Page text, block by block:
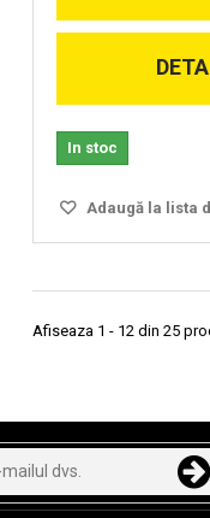
In stoc
Adaugă la lista
Afiseaza 1 - 12 din 25